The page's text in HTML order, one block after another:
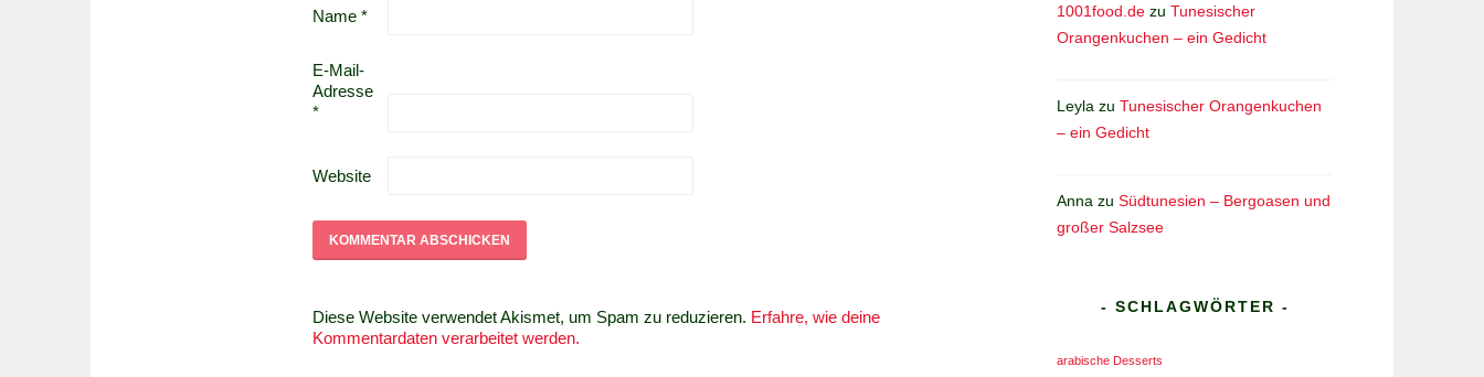
Name *
E-Mail-
Adresse
*
Website
Diese Website verwendet Akismet, um Spam zu reduzieren. Erfahre, wie deine
Kommentardaten verarbeitet werden.
1001food.de zu Tunesischer
Orangenkuchen – ein Gedicht
Leyla zu Tunesischer Orangenkuchen
– ein Gedicht
Anna zu Südtunesien – Bergoasen und
großer Salzsee
- SCHLAGWÖRTER -
arabische Desserts